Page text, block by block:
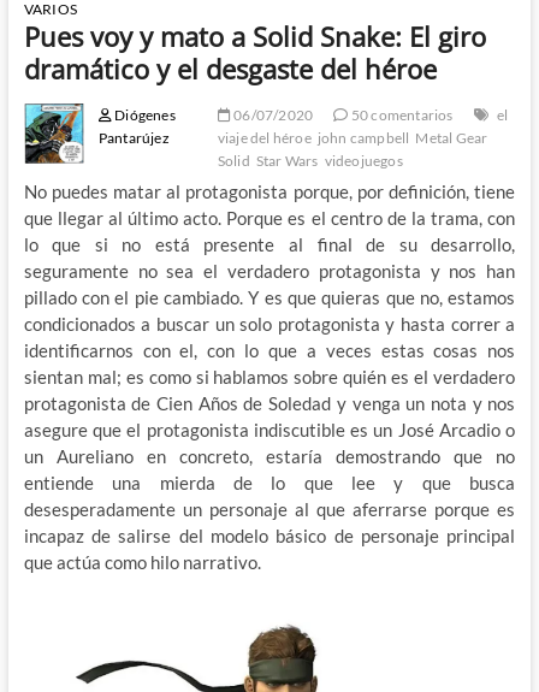
VARIOS
Pues voy y mato a Solid Snake: El giro
dramático y el desgaste del héroe
Diógenes
Pantarújez
06/07/2020 50 comentarios
el
viaje del héroe john campbell Metal Gear
Solid Star Wars videojuegos
No puedes matar al protagonista porque, por definición, tiene
que llegar al último acto. Porque es el centro de la trama, con
lo que si no está presente al final de su desarrollo,
seguramente no sea el verdadero protagonista y nos han
pillado con el pie cambiado. Y es que quieras que no, estamos
condicionados a buscar un solo protagonista y hasta correr a
identificarnos con el, con lo que a veces estas cosas nos
sientan mal; es como si hablamos sobre quién es el verdadero
protagonista de Cien Años de Soledad y venga un nota y nos
asegure que el protagonista indiscutible es un José Arcadio o
un Aureliano en concreto, estaría demostrando que no
entiende una mierda de lo que lee y que busca
desesperadamente un personaje al que aferrarse porque es
incapaz de salirse del modelo básico de personaje principal
que actúa como hilo narrativo.